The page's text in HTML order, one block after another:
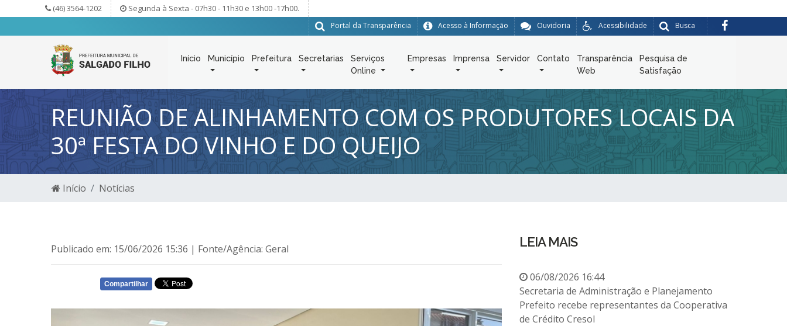
(46) 3564-1202 Segunda à Sexta - 07h30 - 11h30 e 13h00 -17h00.
Busca
Acessibilidade
Ouvidoria
Acesso à Informação
Portal da Transparência
Início Município Prefeitura Secretarias
Serviços
Online
Empresas Imprensa Servidor Contato
Transparência
Web
Pesquisa de
Satisfação
REUNIÃO DE ALINHAMENTO COM OS PRODUTORES LOCAIS DA
30ª FESTA DO VINHO E DO QUEIJO
Início Notícias
Publicado em: 15/06/2026 15:36 | Fonte/Agência: Geral
Compartilhar
LEIA MAIS
06/08/2026 16:44
Secretaria de Administração e Planejamento
Prefeito recebe representantes da Cooperativa
de Crédito Cresol